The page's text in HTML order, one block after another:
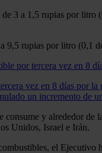
3 a 1,5 rupias por
9,5 rupias por litro (0,1
vez en 8 días por la
un incremento de
y alrededor
Unidos, Israel e Irán.
el Ejecutivo